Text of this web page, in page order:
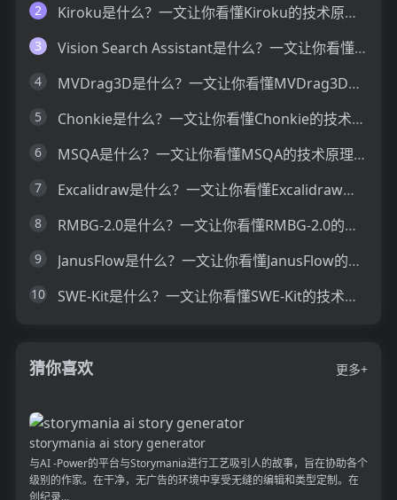
2 Kiroku是什么？一文让你看懂Kiroku的技术原理、主要功能、应用场景
3 Vision Search Assistant是什么？一文让你看懂Vision Search Assistant的技术原理、主要功能、应用场景
4 MVDrag3D是什么？一文让你看懂MVDrag3D的技术原理、主要功能、应用场景
5 Chonkie是什么？一文让你看懂Chonkie的技术原理、主要功能、应用场景
6 MSQA是什么？一文让你看懂MSQA的技术原理、主要功能、应用场景
7 Excalidraw是什么？一文让你看懂Excalidraw的技术原理、主要功能、应用场景
8 RMBG-2.0是什么？一文让你看懂RMBG-2.0的技术原理、主要功能、应用场景
9 JanusFlow是什么？一文让你看懂JanusFlow的技术原理、主要功能、应用场景
10 SWE-Kit是什么？一文让你看懂SWE-Kit的技术原理、主要功能、应用场景
猜你喜欢 更多+
storymania ai story generator
与AI -Power的平台与Storymania进行工艺吸引人的故事，旨在协助各个
级别的作家。在干净，无广告的环境中享受无缝的编辑和类型定制。在
创纪录...